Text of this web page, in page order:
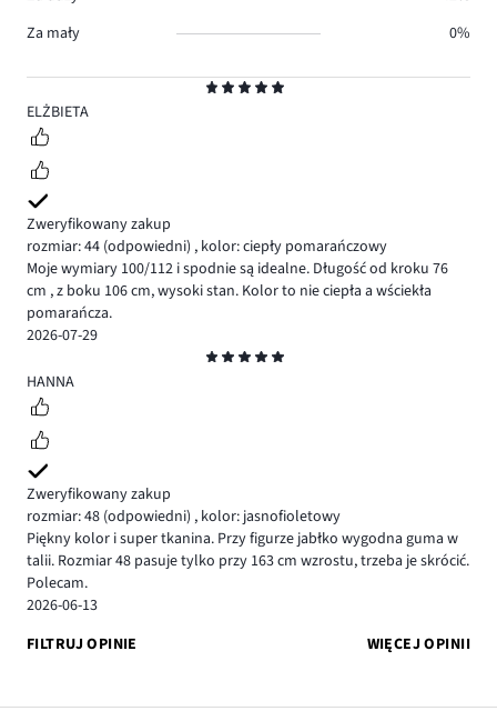
5
ELŻBIETA
Zweryfikowany zakup
rozmiar: 44 (odpowiedni) , kolor: ciepły pomarańczowy
Moje wymiary 100/112 i spodnie są idealne. Długość od kroku 76
cm , z boku 106 cm, wysoki stan. Kolor to nie ciepła a wściekła
pomarańcza.
2026-07-29
5
HANNA
Zweryfikowany zakup
rozmiar: 48 (odpowiedni) , kolor: jasnofioletowy
Piękny kolor i super tkanina. Przy figurze jabłko wygodna guma w
talii. Rozmiar 48 pasuje tylko przy 163 cm wzrostu, trzeba je skrócić.
Polecam.
2026-06-13
FILTRUJ OPINIE
WIĘCEJ OPINII
Za mały
0%